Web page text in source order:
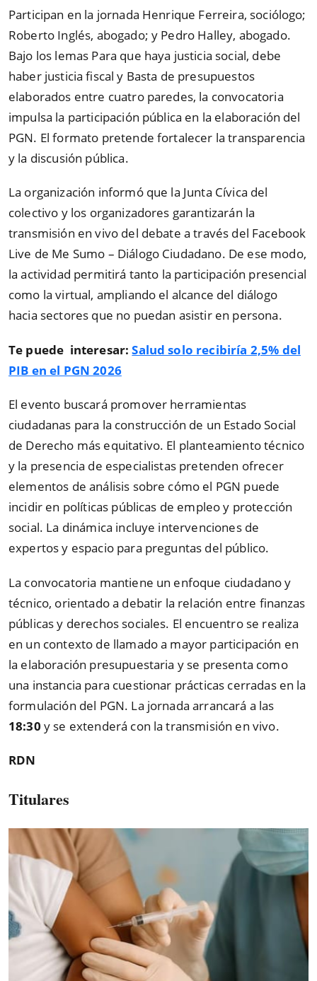
Participan en la jornada Henrique Ferreira, sociólogo;
Roberto Inglés, abogado; y Pedro Halley, abogado.
Bajo los lemas Para que haya justicia social, debe
haber justicia fiscal y Basta de presupuestos
elaborados entre cuatro paredes, la convocatoria
impulsa la participación pública en la elaboración del
PGN. El formato pretende fortalecer la transparencia
y la discusión pública.
La organización informó que la Junta Cívica del
colectivo y los organizadores garantizarán la
transmisión en vivo del debate a través del Facebook
Live de Me Sumo – Diálogo Ciudadano. De ese modo,
la actividad permitirá tanto la participación presencial
como la virtual, ampliando el alcance del diálogo
hacia sectores que no puedan asistir en persona.
Te puede interesar:Salud solo recibiría 2,5% del
PIB en el PGN 2026
El evento buscará promover herramientas
ciudadanas para la construcción de un Estado Social
de Derecho más equitativo. El planteamiento técnico
y la presencia de especialistas pretenden ofrecer
elementos de análisis sobre cómo el PGN puede
incidir en políticas públicas de empleo y protección
social. La dinámica incluye intervenciones de
expertos y espacio para preguntas del público.
La convocatoria mantiene un enfoque ciudadano y
técnico, orientado a debatir la relación entre finanzas
públicas y derechos sociales. El encuentro se realiza
en un contexto de llamado a mayor participación en
la elaboración presupuestaria y se presenta como
una instancia para cuestionar prácticas cerradas en la
formulación del PGN. La jornada arrancará a las
18:30 y se extenderá con la transmisión en vivo.
RDN
Titulares